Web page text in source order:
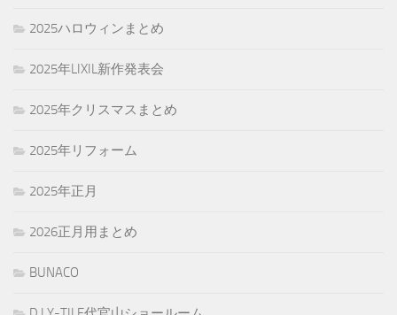
2025ハロウィンまとめ
2025年LIXIL新作発表会
2025年クリスマスまとめ
2025年リフォーム
2025年正月
2026正月用まとめ
BUNACO